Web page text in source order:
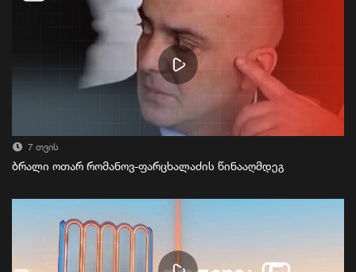
7 თვის
ბრალი ოთარ რომანოვ-ფარცხალაძის წინააღმდეგ